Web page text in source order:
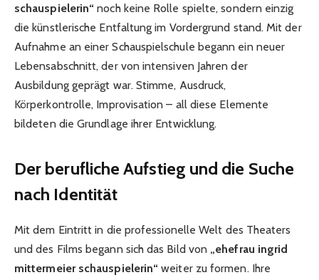
schauspielerin“ noch keine Rolle spielte, sondern einzig
die künstlerische Entfaltung im Vordergrund stand. Mit der
Aufnahme an einer Schauspielschule begann ein neuer
Lebensabschnitt, der von intensiven Jahren der
Ausbildung geprägt war. Stimme, Ausdruck,
Körperkontrolle, Improvisation – all diese Elemente
bildeten die Grundlage ihrer Entwicklung.
Der berufliche Aufstieg und die Suche
nach Identität
Mit dem Eintritt in die professionelle Welt des Theaters
und des Films begann sich das Bild von „ehefrau ingrid
mittermeier schauspielerin“ weiter zu formen. Ihre